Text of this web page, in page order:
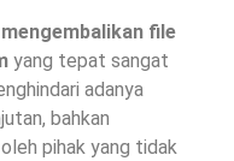
file
yang tepat sangat
adanya
bahkan
pihak yang tidak